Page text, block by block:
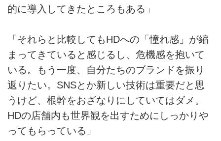
的に導入してきたところもある」
「それらと比較してもHDへの「憧れ感」が縮
まってきていると感じるし、危機感を抱いて
いる。もう一度、自分たちのブランドを振り
返りたい。SNSとか新しい技術は重要だと思
うけど、根幹をおざなりにしていてはダメ。
HDの店舗内も世界観を出すためにしっかりや
ってもらっている」